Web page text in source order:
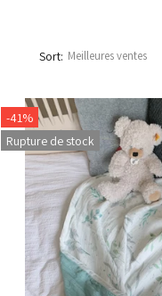
Sort:
-41%
Rupture de stock